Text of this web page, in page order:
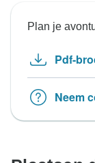
Plan je
Pdf-
Neem